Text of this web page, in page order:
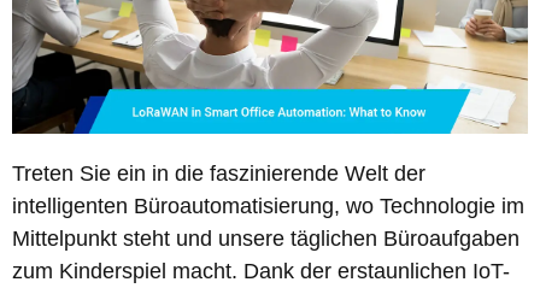
Treten Sie ein in die faszinierende Welt der
intelligenten Büroautomatisierung, wo Technologie im
Mittelpunkt steht und unsere täglichen Büroaufgaben
zum Kinderspiel macht. Dank der erstaunlichen IoT-